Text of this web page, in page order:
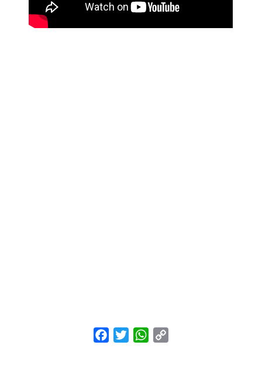
Facebook
Twitter WhatsApp